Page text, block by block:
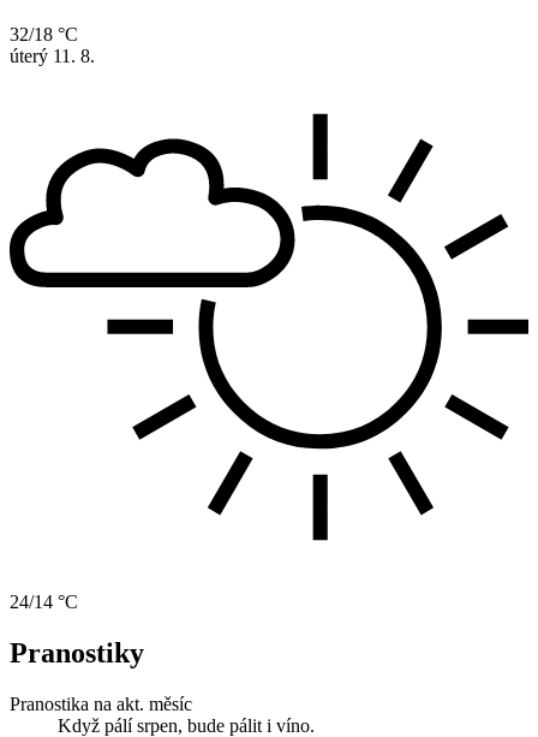
32/18 °C
úterý 11. 8.
24/14 °C
Pranostiky
Pranostika na akt. měsíc
Když pálí srpen, bude pálit i víno.